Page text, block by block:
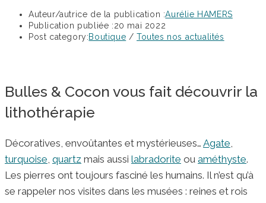
Auteur/autrice de la publication :Aurélie HAMERS
Publication publiée :20 mai 2022
Post category:Boutique / Toutes nos actualités
Bulles & Cocon vous fait découvrir la
lithothérapie
Décoratives, envoûtantes et mystérieuses… Agate
turquoise quartz mais aussi labradorite ou améthyste.
Les pierres ont toujours fasciné les humains. Il n’est qu’à
se rappeler nos visites dans les musées : reines et rois